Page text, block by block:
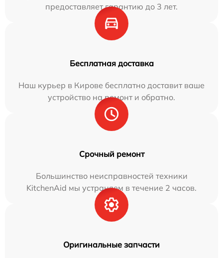
предоставляет гарантию до 3 лет.
Бесплатная доставка
Наш курьер в Кирове бесплатно доставит ваше
устройство на ремонт и обратно.
Срочный ремонт
Большинство неисправностей техники
KitchenAid мы устраняем в течение 2 часов.
Оригинальные запчасти